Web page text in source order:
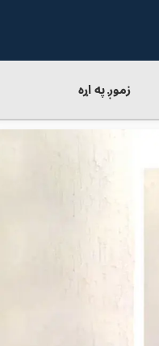
زموږ په اړه